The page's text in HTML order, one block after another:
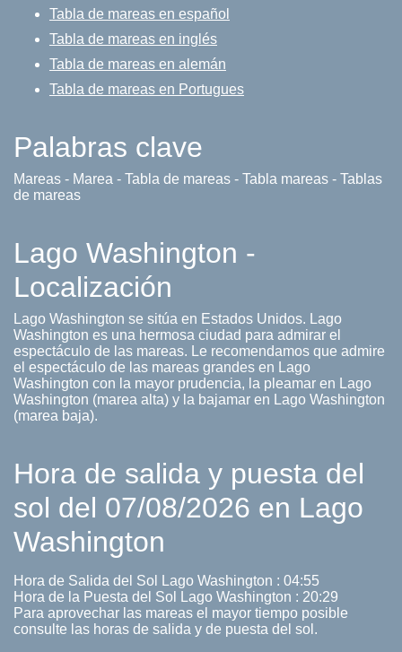
Tabla de mareas en español
Tabla de mareas en inglés
Tabla de mareas en alemán
Tabla de mareas en Portugues
Palabras clave
Mareas - Marea - Tabla de mareas - Tabla mareas - Tablas
de mareas
Lago Washington -
Localización
Lago Washington se sitúa en Estados Unidos. Lago
Washington es una hermosa ciudad para admirar el
espectáculo de las mareas. Le recomendamos que admire
el espectáculo de las mareas grandes en Lago
Washington con la mayor prudencia, la pleamar en Lago
Washington (marea alta) y la bajamar en Lago Washington
(marea baja).
Hora de salida y puesta del
sol del 07/08/2026 en Lago
Washington
Hora de Salida del Sol Lago Washington : 04:55
Hora de la Puesta del Sol Lago Washington : 20:29
Para aprovechar las mareas el mayor tiempo posible
consulte las horas de salida y de puesta del sol.